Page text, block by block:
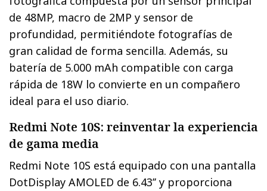
de 48MP, macro de 2MP y sensor de
profundidad, permitiéndote fotografías de
gran calidad de forma sencilla. Además, su
batería de 5.000 mAh compatible con carga
rápida de 18W lo convierte en un compañero
ideal para el uso diario.
Redmi Note 10S: reinventar la experiencia
de gama media
Redmi Note 10S está equipado con una pantalla
DotDisplay AMOLED de 6.43’’ y proporciona